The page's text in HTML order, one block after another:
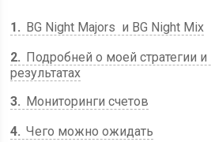
1
BG Night Majors и BG Night Mix
2
Подробней о моей стратегии
результатах
3
Мониторинги счетов
4 Чего можно ожидать